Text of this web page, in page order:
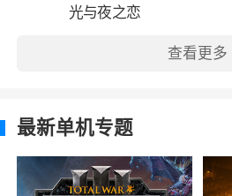
光与夜之恋
查看更多
最新单机专题